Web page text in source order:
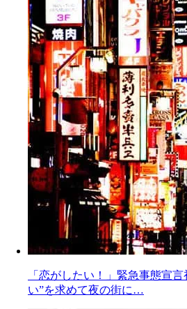
「恋がしたい！」緊急事態宣
い”を求めて夜の街に…